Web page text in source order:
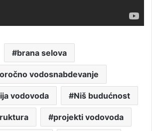
brana selova
vodosnabdevanje
vodovoda Niš budućnost
projekti vodovoda